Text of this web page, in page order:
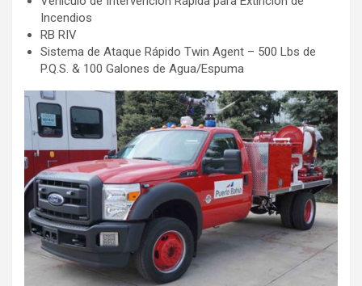
Incendios
RB RIV
Sistema de Ataque Rápido Twin Agent – 500 Lbs de
P.Q.S. & 100 Galones de Agua/Espuma